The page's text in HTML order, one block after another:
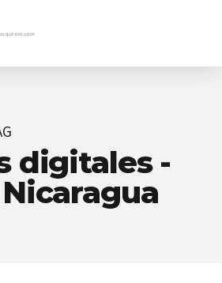
digitales -